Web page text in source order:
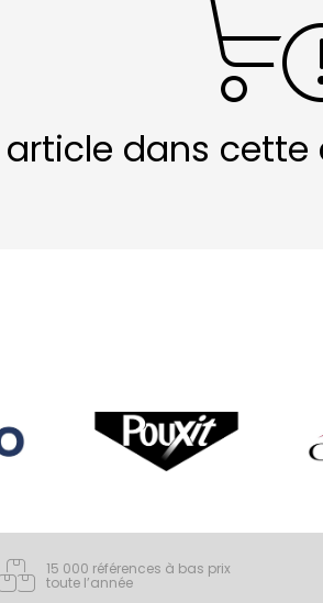
article dans
15 000 références à bas prix
toute l’année